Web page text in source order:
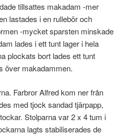
tillsattes makadam -mer
lastades i en rullebör och
-mycket sparsten minskade
lades i ett tunt lager i hela
plockats bort lades ett tunt
över makadammen.
Farbror Alfred kom ner från
med tjock sandad tjärpapp,
Stolparna var 2 x 4 tum i
lagts stabiliserades de